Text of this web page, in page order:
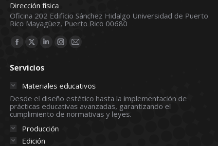
Dirección física
Oficina 202 Edificio Sánchez Hidalgo Universidad de Puerto
Rico Mayagüez, Puerto Rico 00680
Find us on:
Facebook
opens
new
window
X
opens
in
new
window
Linkedin
in
new
window
Instagram
in
new
window
Mail
in
new
window
Servicios
Materiales educativos
Desde el diseño estético hasta la implementación de
prácticas educativas avanzadas, garantizando el
cumplimiento de normativas y leyes.
Producción
Edición